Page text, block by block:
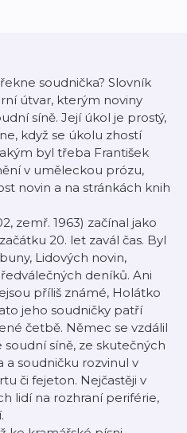
soudnička? Slovník
útvar, kterým noviny
síně. Její úkol je prostý,
když se úkolu zhostí
byl třeba František
v uměleckou prózu,
novin a na stránkách knih
zemř. 1963) začínal jako
20. let zavál čas. Byl
Lidových novin,
deníků. Ani
příliš známé, Holátko
jeho soudničky patří
četbě. Němec se vzdálil
síně, ze skutečných
a soudničku rozvinul v
či fejeton. Nejčastěji v
lidí na rozhraní periférie,